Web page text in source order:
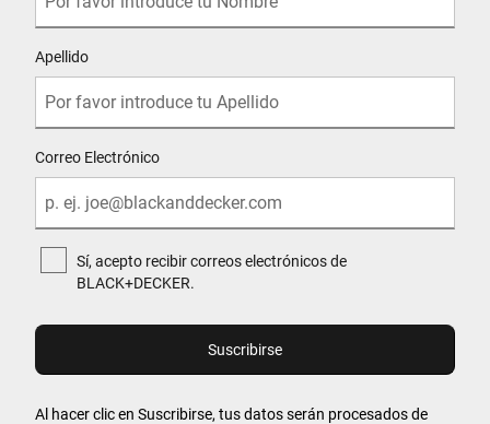
Apellido
Correo Electrónico
Sí, acepto recibir correos electrónicos de
BLACK+DECKER.
Al hacer clic en Suscribirse, tus datos serán procesados de